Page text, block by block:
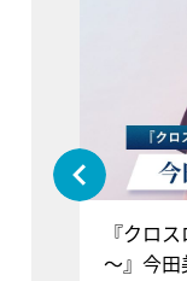
『クロ
～』今